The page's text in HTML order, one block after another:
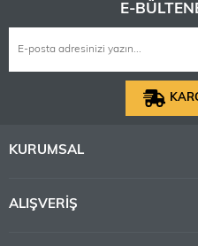
E-
KURUMSAL
ALIŞVERİŞ